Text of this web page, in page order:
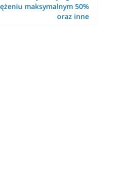
maksymalnym 50%
oraz inne